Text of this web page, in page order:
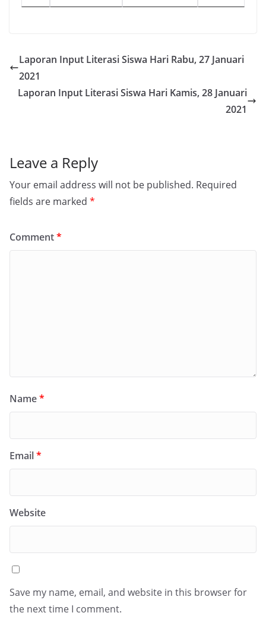
Laporan Input Literasi Siswa Hari Rabu, 27 Januari
2021
Laporan Input Literasi Siswa Hari Kamis, 28 Januari
2021
Leave a Reply
Your email address will not be published. Required
fields are marked *
Comment*
Name*
Email*
Website
Save my name, email, and website in this browser for
the next time I comment.